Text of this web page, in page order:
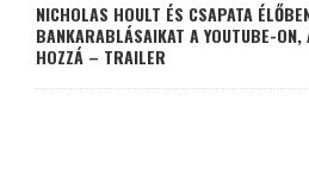
NICHOLAS HOULT ÉS CSAPATA
BANKARABLÁSAIKAT A YOUTUBE-
HOZZÁ – TRAILER